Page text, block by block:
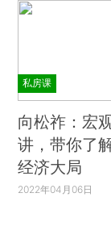
私房课
向松祚：宏
讲，带你了
经济大局
2022年04月06日